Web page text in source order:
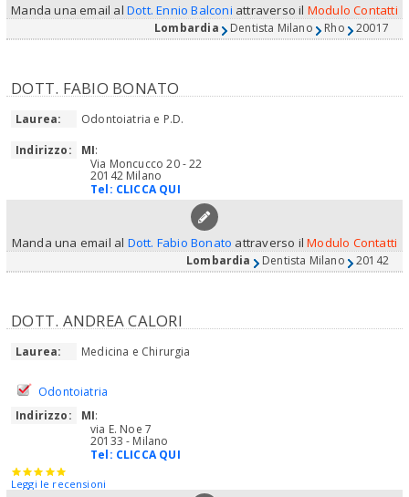
Manda una email alDott. Ennio Balconi attraverso il Modulo Contatti
Lombardia Dentista Milano Rho 20017
DOTT. FABIO BONATO
Laurea:
Odontoiatria e P.D.
Indirizzo:
MI:
Via Moncucco 20 - 22
20142 Milano
Tel: CLICCA QUI
Manda una email al Dott. Fabio Bonato attraverso ilModulo Contatti
Lombardia Dentista Milano 20142
DOTT. ANDREA CALORI
Laurea: Medicina e Chirurgia
Odontoiatria
Indirizzo:
MI:
via E. Noe 7
20133 - Milano
Tel: CLICCA QUI
Leggi le recensioni